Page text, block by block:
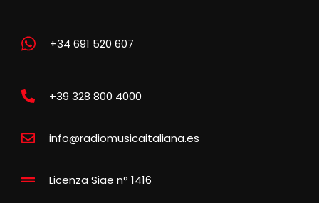
+34 691 520 607
+39 328 800 4000
info@radiomusicaitaliana.es
Licenza Siae n° 1416